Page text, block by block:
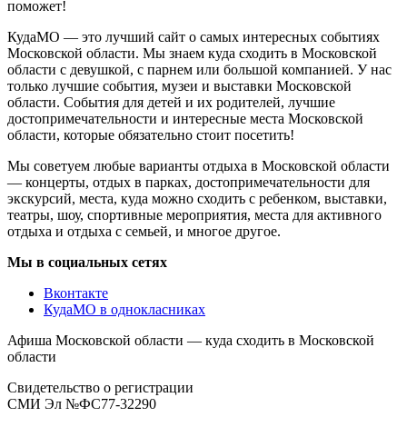
поможет!
КудаМО — это лучший сайт о самых интересных событиях
Московской области. Мы знаем куда сходить в Московской
области с девушкой, с парнем или большой компанией. У нас
только лучшие события, музеи и выставки Московской
области. События для детей и их родителей, лучшие
достопримечательности и интересные места Московской
области, которые обязательно стоит посетить!
Мы советуем любые варианты отдыха в Московской области
— концерты, отдых в парках, достопримечательности для
экскурсий, места, куда можно сходить с ребенком, выставки,
театры, шоу, спортивные мероприятия, места для активного
отдыха и отдыха с семьей, и многое другое.
Мы в социальных сетях
Вконтакте
КудаМО в однокласниках
Афиша Московской области — куда сходить в Московской
области
Свидетельство о регистрации
СМИ Эл №ФС77-32290